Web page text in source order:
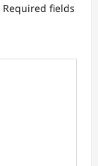
Required fields